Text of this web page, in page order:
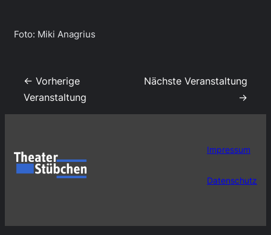
Foto: Miki Anagrius
← Vorherige
Veranstaltung
Nächste Veranstaltung
→
Impressum
Datenschutz